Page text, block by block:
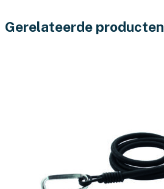
Gerelateerde producten